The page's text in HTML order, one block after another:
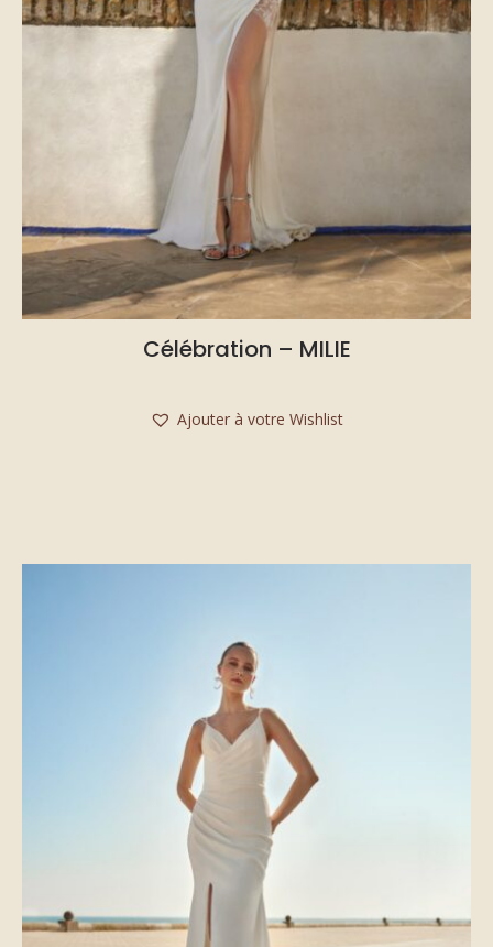
Célébration – MILIE
Ajouter à votre Wishlist